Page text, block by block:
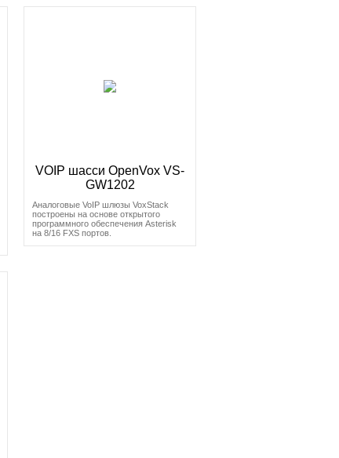
VOIP шасси OpenVox VS-
GW1202
Аналоговые VoIP шлюзы VoxStack
построены на основе открытого
программного обеспечения Asterisk
на 8/16 FXS портов.